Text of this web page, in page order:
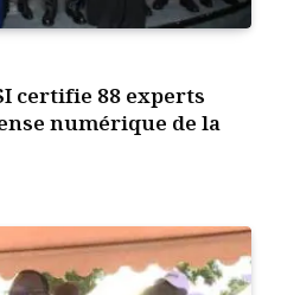
certifie 88 experts
numérique de la